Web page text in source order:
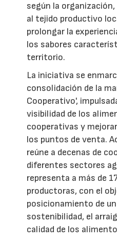
según la
al tejido productivo
prolongar la
los sabores
territorio.
La iniciativa se
consolidación de la
Cooperativo',
visibilidad de los
cooperativas y
los puntos de venta.
reúne a decenas de
diferentes sectores
representa a más de
productoras, con el
posicionamiento de
sostenibilidad, el
calidad de los